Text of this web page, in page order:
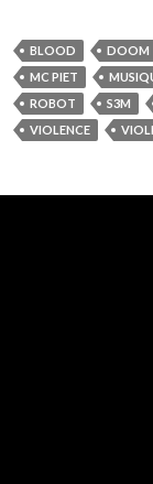
BLOOD DOOM
MC PIET
ROBOT
S3M
VIOLENCE